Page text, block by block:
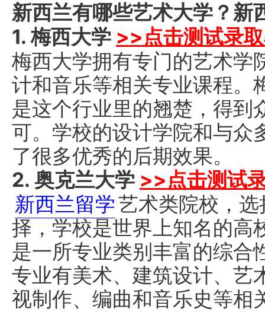
新西兰有哪些艺术大学？新
1. 梅西大学 >>点击测试录
梅西大学拥有专门的艺术学
计和音乐等相关专业课程。
是这个行业里的翘楚，得到
可。学校的设计学院和与众
了很多优秀的后期效果。
2. 奥克兰大学 >>点击测试
新西兰留学艺术类院校，
择，学校是世界上知名的高
是一所专业类别丰富的综合
专业有美术、建筑设计、艺
视制作、编曲和音乐史等相